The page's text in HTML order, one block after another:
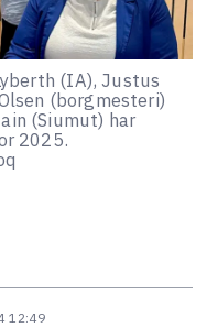
(IA), Justus
(borgmesteri)
(Siumut) har
2025.
12:49